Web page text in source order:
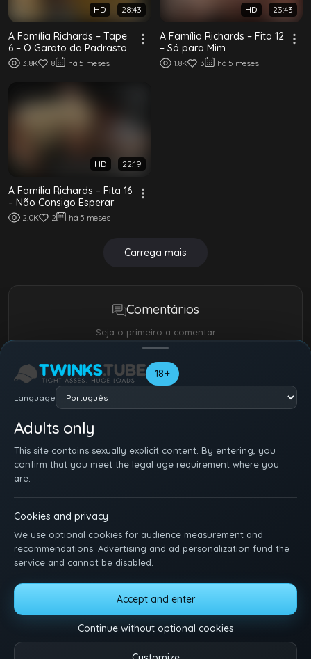
18+
Language
Adults only
This site contains sexually explicit content. By entering, you
confirm that you meet the legal age requirement where you
are.
Cookies and privacy
We use optional cookies for audience measurement and
recommendations. Advertising and ad personalization fund the
service and cannot be disabled.
Accept and enter
Continue without optional cookies
HD 28:43
A Família Richards – Tape
6 – O Garoto do Padrasto
3.8K 8 há 5 meses
HD 23:43
A Família Richards – Fita 12
– Só para Mim
1.8K 3 há 5 meses
HD 22:19
A Família Richards – Fita 16
– Não Consigo Esperar
2.0K 2 há 5 meses
Carrega mais
Comentários
Seja o primeiro a comentar
CRIA TUA CONTA ENTRA FALE COM A GENTE
REGRAS DA CASA
DMCA 18 U.S.C. 2257 MANAGE COOKIES